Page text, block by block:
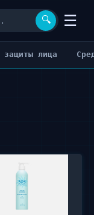
🔍 ☰
защиты лица